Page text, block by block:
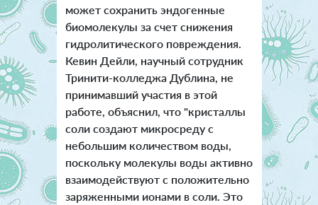
может сохранить эндогенные
биомолекулы за счет снижения
гидролитического повреждения.
Кевин Дейли, научный сотрудник
Тринити-колледжа Дублина, не
принимавший участия в этой
работе, объяснил, что "кристаллы
соли создают микросреду с
небольшим количеством воды,
поскольку молекулы воды активно
взаимодействуют с положительно
заряженными ионами в соли. Это